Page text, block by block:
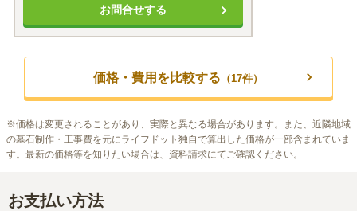
お問合せする
価格・費用を比較する （17件）
※価格は変更されることがあり、実際と異なる場合があります。また、近隣地域
の墓石制作・工事費を元にライフドット独自で算出した価格が一部含まれていま
す。最新の価格等を知りたい場合は、資料請求にてご確認ください。
お支払い方法